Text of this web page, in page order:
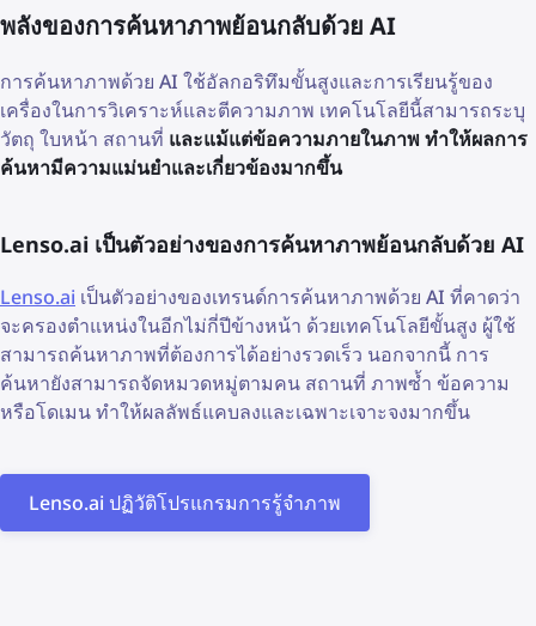
พลังของการค้นหาภาพย้อนกลับด้วย AI
การค้นหาภาพด้วย AI ใช้อัลกอริทึมขั้นสูงและการเรียนรู้ของ
เครื่องในการวิเคราะห์และตีความภาพ เทคโนโลยีนี้สามารถระบุ
วัตถุ ใบหน้า สถานที่ และแม้แต่ข้อความภายในภาพ ทำให้ผลการ
ค้นหามีความแม่นยำและเกี่ยวข้องมากขึ้น
Lenso.ai เป็นตัวอย่างของการค้นหาภาพย้อนกลับด้วย AI
Lenso.ai เป็นตัวอย่างของเทรนด์การค้นหาภาพด้วย AI ที่คาดว่า
จะครองตำแหน่งในอีกไม่กี่ปีข้างหน้า ด้วยเทคโนโลยีขั้นสูง ผู้ใช้
สามารถค้นหาภาพที่ต้องการได้อย่างรวดเร็ว นอกจากนี้ การ
ค้นหายังสามารถจัดหมวดหมู่ตามคน สถานที่ ภาพซ้ำ ข้อความ
หรือโดเมน ทำให้ผลลัพธ์แคบลงและเฉพาะเจาะจงมากขึ้น
Lenso.ai ปฏิวัติโปรแกรมการรู้จำภาพ